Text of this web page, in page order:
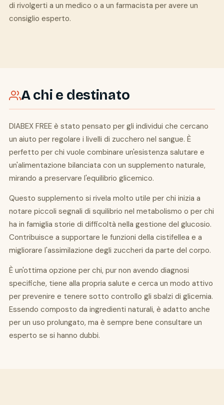
di rivolgerti a un medico o a un farmacista per avere un
consiglio esperto.
A chi e destinato
DIABEX FREE è stato pensato per gli individui che cercano
un aiuto per regolare i livelli di zucchero nel sangue. È
perfetto per chi vuole combinare un'esistenza salutare e
un'alimentazione bilanciata con un supplemento naturale,
mirando a preservare l'equilibrio glicemico.
Questo supplemento si rivela molto utile per chi inizia a
notare piccoli segnali di squilibrio nel metabolismo o per chi
ha in famiglia storie di difficoltà nella gestione del glucosio.
Contribuisce a supportare le funzioni della cistifellea e a
migliorare l'assimilazione degli zuccheri da parte del corpo.
È un'ottima opzione per chi, pur non avendo diagnosi
specifiche, tiene alla propria salute e cerca un modo attivo
per prevenire e tenere sotto controllo gli sbalzi di glicemia.
Essendo composto da ingredienti naturali, è adatto anche
per un uso prolungato, ma è sempre bene consultare un
esperto se si hanno dubbi.